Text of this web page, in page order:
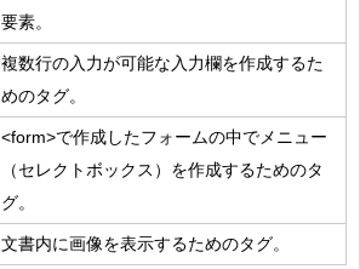
要素。
複数行の入力が可能な入力欄を作成するた
めのタグ。
<form>で作成したフォームの中でメニュー
（セレクトボックス）を作成するためのタ
グ。
文書内に画像を表示するためのタグ。